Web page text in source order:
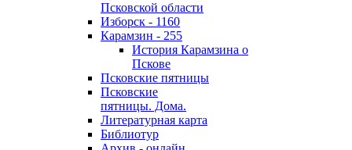
Псковской области
Изборск - 1160
Карамзин - 255
История Карамзина о
Пскове
Псковские пятницы
Псковские
пятницы. Дома.
Литературная карта
Библиотур